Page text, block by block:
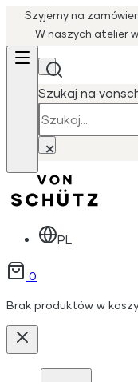
Szyjemy na
W naszych atelier w
Szukaj na
×
PL
0
Brak produktów w